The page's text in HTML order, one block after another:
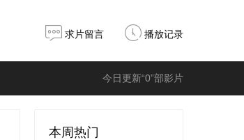
求片留言 播放记录
今日更新“0”部影片
本周热门